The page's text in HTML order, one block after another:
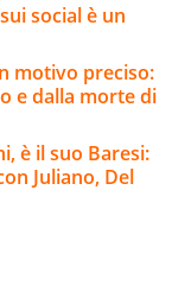
social è un
motivo preciso:
e dalla morte di
è il suo Baresi:
Juliano, Del